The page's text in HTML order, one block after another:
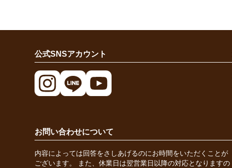
公式SNSアカウント
お問い合わせについて
内容によっては回答をさしあげるのにお時間をいただくことが
ございます。 また、休業日は翌営業日以降の対応となりますの